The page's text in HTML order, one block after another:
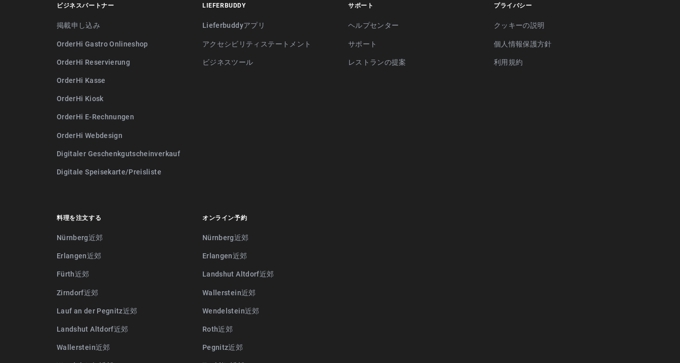
ビジネスパートナー
掲載申し込み
OrderHi Gastro Onlineshop
OrderHi Reservierung
OrderHi Kasse
OrderHi Kiosk
OrderHi E-Rechnungen
OrderHi Webdesign
Digitaler Geschenkgutscheinverkauf
Digitale Speisekarte/Preisliste
LIEFERBUDDY
Lieferbuddyアプリ
アクセシビリティステートメント
ビジネスツール
サポート
ヘルプセンター
サポート
レストランの提案
プライバシー
クッキーの説明
個人情報保護方針
利用規約
料理を注文する
Nürnberg近郊
Erlangen近郊
Fürth近郊
Zirndorf近郊
Lauf an der Pegnitz近郊
Landshut Altdorf近郊
Wallerstein近郊
オンライン予約
Nürnberg近郊
Erlangen近郊
Landshut Altdorf近郊
Wallerstein近郊
Wendelstein近郊
Roth近郊
Pegnitz近郊